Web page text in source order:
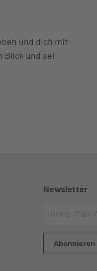
und dich mit
Blick und sei
Newsletter
Abonnieren